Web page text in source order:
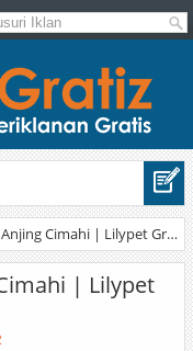
| Lilypet Grooming & Pet Hotel
| Lilypet